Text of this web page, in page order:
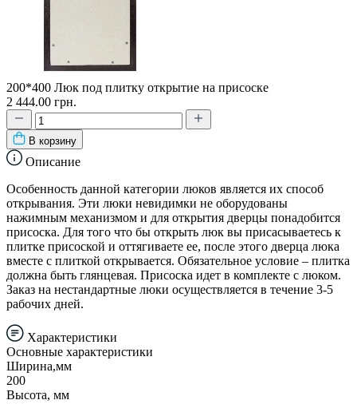
200*400 Люк под плитку открытие на присоске
2 444.00 грн.
В корзину
Описание
Особенность данной категории люков является их способ
открывания. Эти люки невидимки не оборудованы
нажимным механизмом и для открытия дверцы понадобится
присоска. Для того что бы открыть люк вы присасываетесь к
плитке присоской и оттягиваете ее, после этого дверца люка
вместе с плиткой открывается. Обязательное условие – плитка
должна быть глянцевая. Присоска идет в комплекте с люком.
Заказ на нестандартные люки осуществляется в течение 3-5
рабочих дней.
Характеристики
Основные характеристики
Ширина,мм
200
Высота, мм